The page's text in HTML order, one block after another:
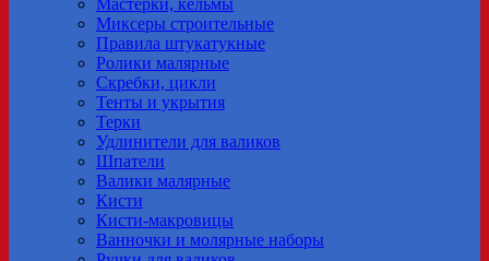
Миксеры строительные
Правила штукатукные
Ролики малярные
Скребки, цикли
Тенты и укрытия
Терки
Удлинители для валиков
Шпатели
Валики малярные
Кисти
Кисти-макровицы
Ванночки и молярные наборы